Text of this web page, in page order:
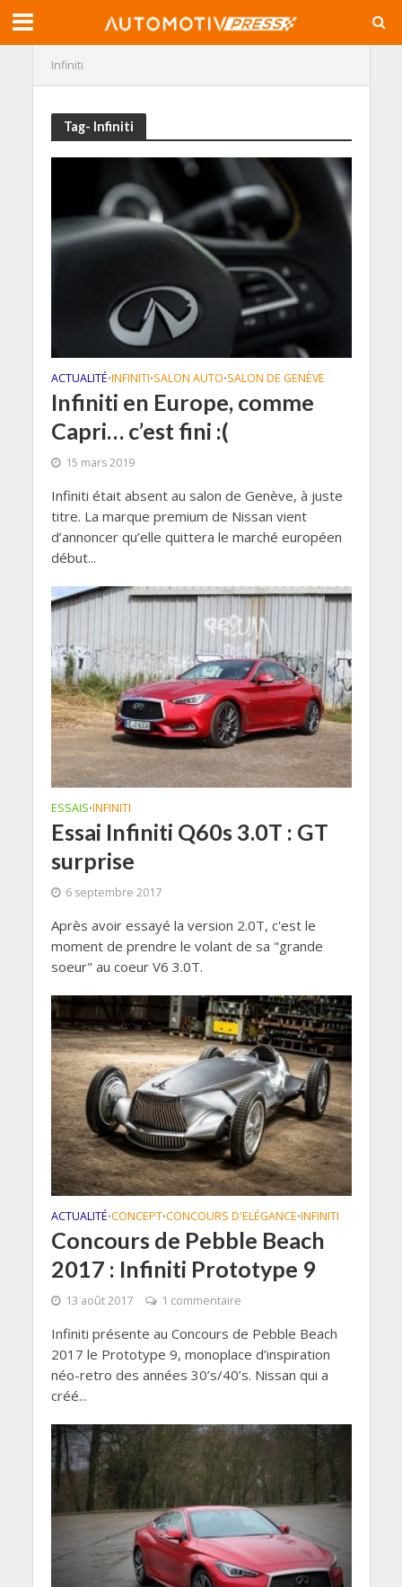
Infiniti
Tag- Infiniti
ACTUALITÉ•INFINITI•SALON AUTO•SALON DE GENÈVE
Infiniti en Europe, comme
Capri… c’est fini :(
15 mars 2019
Infiniti était absent au salon de Genève, à juste
titre. La marque premium de Nissan vient
d’annoncer qu’elle quittera le marché européen
début...
ESSAIS•INFINITI
Essai Infiniti Q60s 3.0T : GT
surprise
6 septembre 2017
Après avoir essayé la version 2.0T, c'est le
moment de prendre le volant de sa "grande
soeur" au coeur V6 3.0T.
ACTUALITÉ•CONCEPT•CONCOURS D'ELÉGANCE•INFINITI
Concours de Pebble Beach
2017 : Infiniti Prototype 9
13 août 2017 1 commentaire
Infiniti présente au Concours de Pebble Beach
2017 le Prototype 9, monoplace d’inspiration
néo-retro des années 30’s/40’s. Nissan qui a
créé...